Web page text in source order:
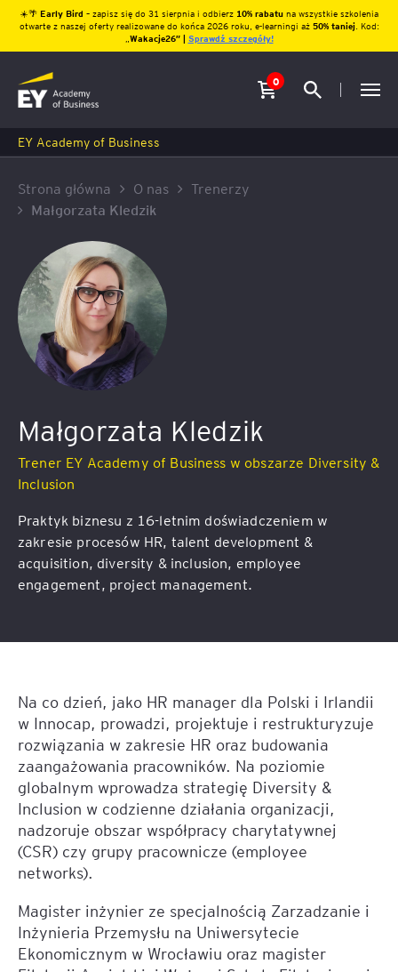
☀️🌴 Early Bird – zapisz się do 31 sierpnia i odbierz10% rabatu na wszystkie szkolenia
otwarte z naszej oferty realizowane do końca 2026 roku, e-learningi aż 50% taniej. Kod:
Wakacje26″ | Sprawdź szczegóły!
0
EY Academy of Business
Strona główna O nas
Trenerzy
Małgorzata Kledzik
Małgorzata Kledzik
Trener EY Academy of Business w obszarze Diversity &
Inclusion
Praktyk biznesu z 16-letnim doświadczeniem w
zakresie procesów HR, talent development &
acquisition, diversity & inclusion, employee
engagement, project management.
Na co dzień, jako HR manager dla Polski i Irlandii
w Innocap, prowadzi, projektuje i restrukturyzuje
rozwiązania w zakresie HR oraz budowania
zaangażowania pracowników. Na poziomie
globalnym wprowadza strategię Diversity &
Inclusion w codzienne działania organizacji,
nadzoruje obszar współpracy charytatywnej
(CSR) czy grupy pracownicze (employee
networks).
Magister inżynier ze specjalnością Zarzadzanie i
Inżynieria Przemysłu na Uniwersytecie
Ekonomicznym w Wrocławiu oraz magister